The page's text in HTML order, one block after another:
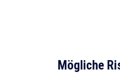
Mögliche